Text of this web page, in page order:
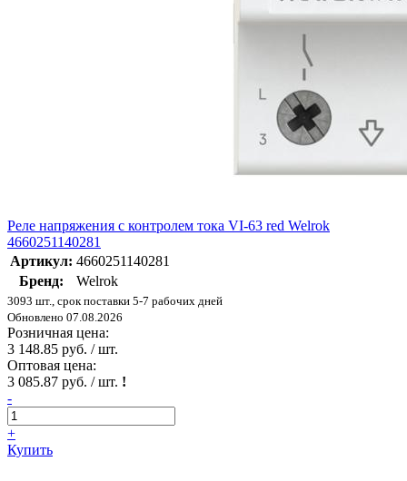
Реле напряжения с контролем тока VI-63 red Welrok
4660251140281
Артикул: 4660251140281
Бренд:
Welrok
3093 шт., срок поставки 5-7 рабочих дней
Обновлено 07.08.2026
Розничная цена:
3 148.85 руб. / шт.
Оптовая цена:
3 085.87 руб. / шт. !
-
+
Купить